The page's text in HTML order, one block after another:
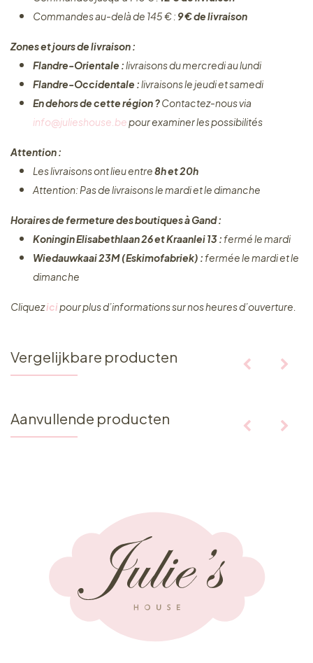
Commandes au-delà de 145 € : 9 € de livraison
Zones et jours de livraison :
Flandre-Orientale :livraisons du mercredi au lundi
Flandre-Occidentale :livraisons le jeudi et samedi
En dehors de cette région ?Contactez-nous via
info@julieshouse.bepour examiner les possibilités
Attention :
Les livraisons ont lieu entre8h et 20h
Attention: Pas de livraisons le mardi et le dimanche
Horaires de fermeture des boutiques à Gand :
Koningin Elisabethlaan 26 et Kraanlei 13 :fermé le mardi
Wiedauwkaai 23M (Eskimofabriek) :fermée le mardi et le
dimanche
Cliquez ​icipour plus d’informations sur nos heures d’ouverture.
Vergelijkbare producten
Aanvullende producten